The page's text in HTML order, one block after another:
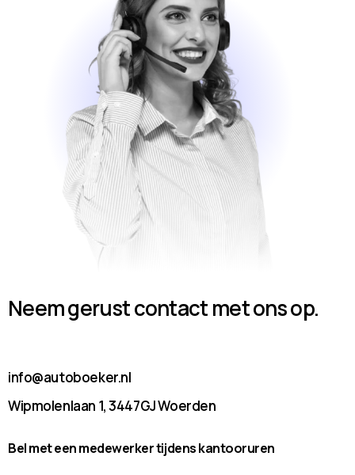
Neem gerust contact met ons op.
info@autoboeker.nl
Wipmolenlaan 1, 3447GJ Woerden
Bel met een medewerker tijdens kantooruren